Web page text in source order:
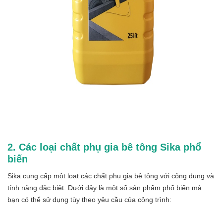
2. Các loại chất phụ gia bê tông Sika phổ
biến
Sika cung cấp một loạt các chất phụ gia bê tông với công dụng và
tính năng đặc biệt. Dưới đây là một số sản phẩm phổ biến mà
bạn có thể sử dụng tùy theo yêu cầu của công trình: